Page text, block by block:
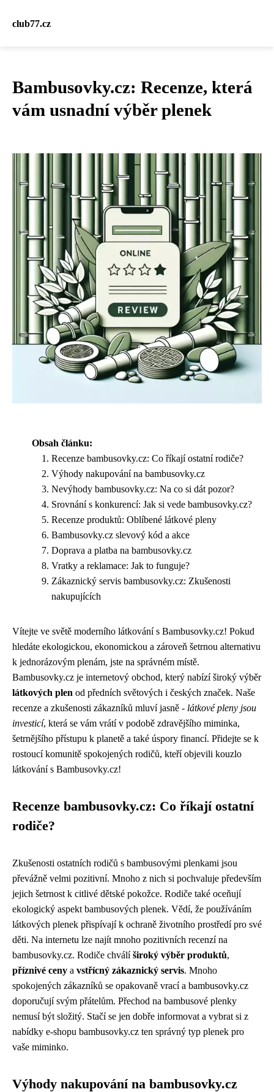
club77.cz
Bambusovky.cz: Recenze, která
vám usnadní výběr plenek
Obsah článku:
Recenze bambusovky.cz: Co říkají ostatní rodiče?
Výhody nakupování na bambusovky.cz
Nevýhody bambusovky.cz: Na co si dát pozor?
Srovnání s konkurencí: Jak si vede bambusovky.cz?
Recenze produktů: Oblíbené látkové pleny
Bambusovky.cz slevový kód a akce
Doprava a platba na bambusovky.cz
Vratky a reklamace: Jak to funguje?
Zákaznický servis bambusovky.cz: Zkušenosti
nakupujících
Vítejte ve světě moderního látkování s Bambusovky.cz! Pokud
hledáte ekologickou, ekonomickou a zároveň šetrnou alternativu
k jednorázovým plenám, jste na správném místě.
Bambusovky.cz je internetový obchod, který nabízí široký výběr
látkových plen od předních světových i českých značek. Naše
recenze a zkušenosti zákazníků mluví jasně - látkové pleny jsou
investicí, která se vám vrátí v podobě zdravějšího miminka,
šetrnějšího přístupu k planetě a také úspory financí. Přidejte se k
rostoucí komunitě spokojených rodičů, kteří objevili kouzlo
látkování s Bambusovky.cz!
Recenze bambusovky.cz: Co říkají ostatní
rodiče?
Zkušenosti ostatních rodičů s bambusovými plenkami jsou
převážně velmi pozitivní. Mnoho z nich si pochvaluje především
jejich šetrnost k citlivé dětské pokožce. Rodiče také oceňují
ekologický aspekt bambusových plenek. Vědí, že používáním
látkových plenek přispívají k ochraně životního prostředí pro své
děti. Na internetu lze najít mnoho pozitivních recenzí na
bambusovky.cz. Rodiče chválíširoký výběr produktů,
příznivé ceny a vstřícný zákaznický servis. Mnoho
spokojených zákazníků se opakovaně vrací a bambusovky.cz
doporučují svým přátelům. Přechod na bambusové plenky
nemusí být složitý. Stačí se jen dobře informovat a vybrat si z
nabídky e-shopu bambusovky.cz ten správný typ plenek pro
vaše miminko.
Výhody nakupování na bambusovky.cz